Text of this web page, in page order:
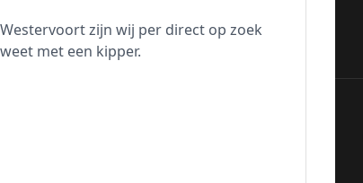
zijn wij per direct op zoek
met een kipper.